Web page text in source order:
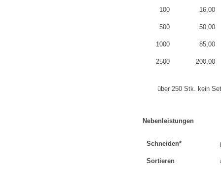
100 16,00
500 50,00
1000 85,00
2500 200,00
über 250 Stk. kein
Nebenleistungen
Schneiden*
Sortieren